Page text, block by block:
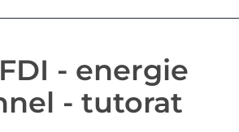
- energie
- tutorat